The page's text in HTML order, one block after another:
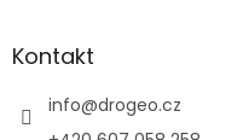
aKontakt
info@drogeo.cz